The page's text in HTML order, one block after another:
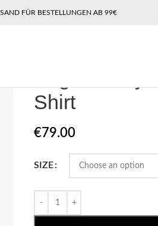
FÜR BESTELLUNGEN AB 99€
Shirt
€79.00
SIZE